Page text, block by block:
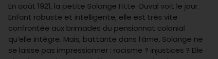
En août 1921, la petite Solange Fitte-Duval voit le jour.
Enfant robuste et intelligente, elle est très vite
confrontée aux brimades du pensionnat colonial
qu’elle intègre. Mais, battante dans l’âme, Solange ne
se laisse pas impressionner : racisme ? injustices ? Elle